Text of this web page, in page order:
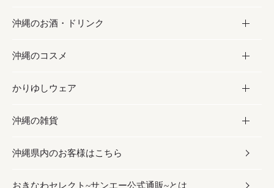
海産物
沖縄料理
沖縄そば／乾麺
レトルト食品
乾物／粉類
砂糖／黒砂糖
塩
お酢／ドレッシング
しょうゆ
みそ
だし／スパイス／島唐辛子
お菓子
黒糖
ちんすこう
伝統菓子
スナック
おつまみ
沖縄のお酒・ドリンク
お酒・ドリンク
泡盛
ビール・チューハイ
ワイン・ウィスキー・カクテル
ドリンク
沖縄のコスメ
コスメ
スキンケア
ボディケア
ヘアケア
かりゆしウェア
かりゆしウェア
メンズ
レディース
沖縄の雑貨
雑貨
沖縄ファッション
沖縄県内のお客様はこちら
おきなわセレクト~サンエー公式通販~とは